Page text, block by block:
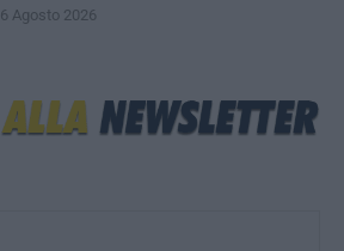
6 Agosto 2026